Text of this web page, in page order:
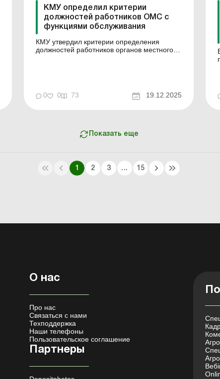
КМУ определил критерии
должностей работников ОМС с
функциями обслуживания
КМУ утвердил критерии определения
должностей работников органов местного
информационным обеспечением
0 0 73 19.12.2025
Показать еще
1 2 3 ... 15
О нас
Про нас
Связаться с нами
Техподдержка
Наши телефоны
Пользовательское соглашение
Партнеры